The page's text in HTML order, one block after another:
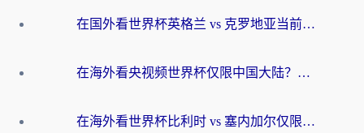
在国外看世界杯英格兰 vs 克罗地亚当前地区不可播放？这篇指南帮你搞定所有海外观赛难题
在海外看央视频世界杯仅限中国大陆？这篇指南帮你解锁中文解说+无卡顿直播
在海外看世界杯比利时 vs 塞内加尔仅限中国大陆？我找到了最流畅的中文解说之路